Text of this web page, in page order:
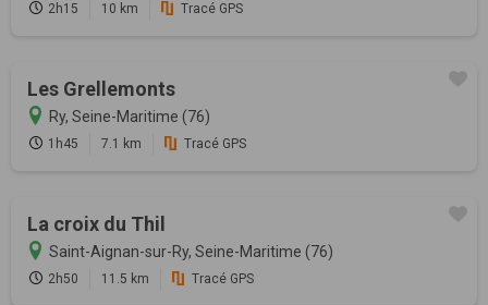
2h15 10 km Tracé GPS
Les Grellemonts
Ry, Seine-Maritime (76)
1h45 7.1 km Tracé GPS
La croix du Thil
Saint-Aignan-sur-Ry, Seine-Maritime (76)
2h50 11.5 km Tracé GPS